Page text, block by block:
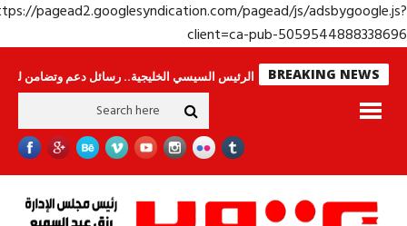
https://pagead2.googlesyndication.com/pagead/js/
client=ca-pub-
BREAKING NEWS
ينامون جولة الرئيس السيسي الخليجية.. رسائل دعم وتضامن للأشقاء